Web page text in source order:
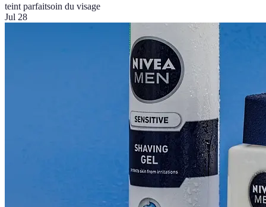
teint parfaitsoin du visage
Jul 28